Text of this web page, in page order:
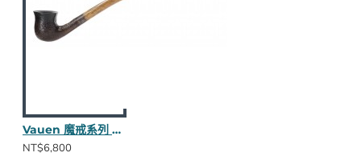
Vauen 魔戒系列 Balbor S 長斗
NT$6,800